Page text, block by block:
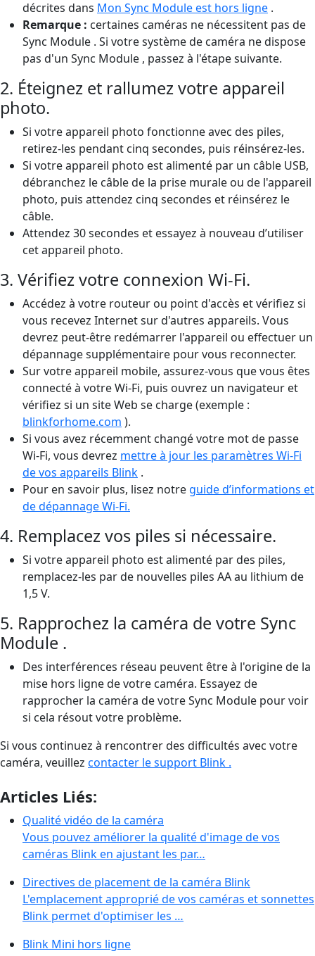
décrites dans Mon Sync Module est hors ligne .
Remarque : certaines caméras ne nécessitent pas de
Sync Module . Si votre système de caméra ne dispose
pas d'un Sync Module , passez à l'étape suivante.
2. Éteignez et rallumez votre appareil
photo.
Si votre appareil photo fonctionne avec des piles,
retirez-les pendant cinq secondes, puis réinsérez-les.
Si votre appareil photo est alimenté par un câble USB,
débranchez le câble de la prise murale ou de l'appareil
photo, puis attendez cinq secondes et réinsérez le
câble.
Attendez 30 secondes et essayez à nouveau d’utiliser
cet appareil photo.
3. Vérifiez votre connexion Wi-Fi.
Accédez à votre routeur ou point d'accès et vérifiez si
vous recevez Internet sur d'autres appareils. Vous
devrez peut-être redémarrer l'appareil ou effectuer un
dépannage supplémentaire pour vous reconnecter.
Sur votre appareil mobile, assurez-vous que vous êtes
connecté à votre Wi-Fi, puis ouvrez un navigateur et
vérifiez si un site Web se charge (exemple :
blinkforhome.com ).
Si vous avez récemment changé votre mot de passe
Wi-Fi, vous devrez mettre à jour les paramètres Wi-Fi
de vos appareils Blink .
Pour en savoir plus, lisez notre guide d’informations et
de dépannage Wi-Fi.
4. Remplacez vos piles si nécessaire.
Si votre appareil photo est alimenté par des piles,
remplacez-les par de nouvelles piles AA au lithium de
1,5 V.
5. Rapprochez la caméra de votre Sync
Module .
Des interférences réseau peuvent être à l'origine de la
mise hors ligne de votre caméra. Essayez de
rapprocher la caméra de votre Sync Module pour voir
si cela résout votre problème.
Si vous continuez à rencontrer des difficultés avec votre
caméra, veuillez contacter le support Blink .
Articles Liés:
Qualité vidéo de la caméra
Vous pouvez améliorer la qualité d'image de vos
caméras Blink en ajustant les par…
Directives de placement de la caméra Blink
L'emplacement approprié de vos caméras et sonnettes
Blink permet d'optimiser les …
Blink Mini hors ligne